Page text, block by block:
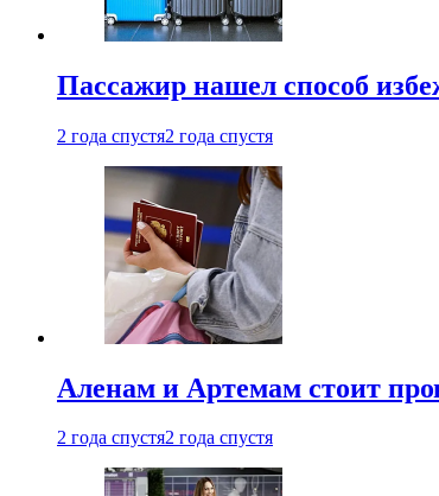
Пассажир нашел способ
2 года спустя2 года спустя
Аленам и Артемам стоит
2 года спустя2 года спустя